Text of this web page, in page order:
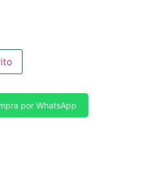
por WhatsApp